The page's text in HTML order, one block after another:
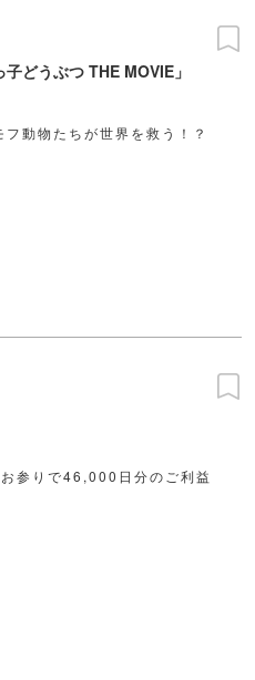
どうぶつ THE MOVIE」
フ動物たちが世界を救う！？
参りで46,000日分のご利益